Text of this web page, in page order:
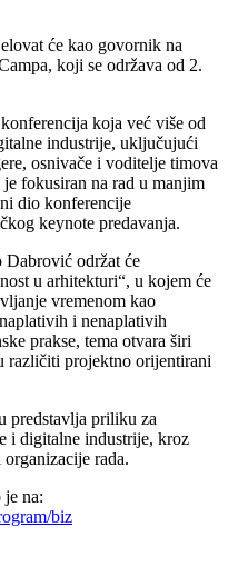
će kao govornik na
koji se održava od 2.
koja već više od
industrije, uključujući
osnivače i voditelje timova
fokusiran na rad u manjim
dio konferencije
keynote predavanja.
održat će
u arhitekturi“, u kojem će
vremenom kao
i nenaplativih
prakse, tema otvara širi
različiti projektno orijentirani
predstavlja priliku za
i digitalne industrije, kroz
rada.
je na:
biz